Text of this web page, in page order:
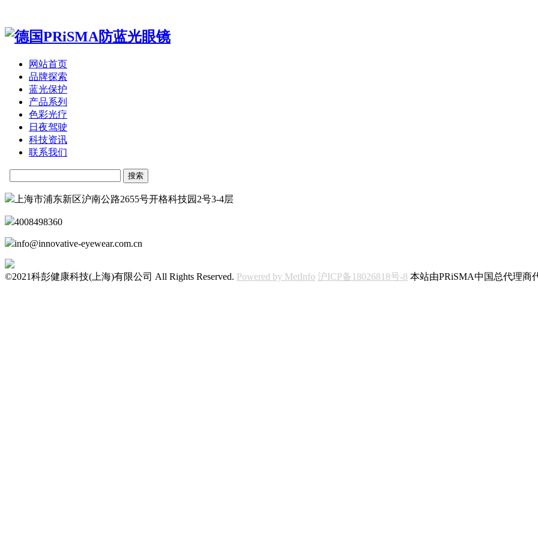
网站首页
品牌探索
蓝光保护
产品系列
色彩光疗
日夜驾驶
科技资讯
联系我们
上海市浦东新区沪南公路2655号开格科技园2号3-4层
4008498360
info@innovative-eyewear.com.cn
©2021科彭健康科技(上海)有限公司 All Rights Reserved. Powered by MetInfo 沪ICP备18026818号-8 本站由PRiSMA中国总代理商